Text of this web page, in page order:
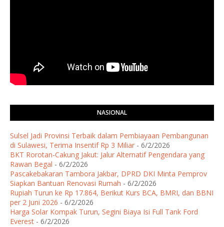
NASIONAL
Sulsel Jadi Provinsi Terbaik dalam Pembiayaan Pembangunan
di Sulawesi, Terima Insentif Rp 3 Miliar - 6/2/2026
BKT Rorotan-Cakung Jakut: Jalur Alternatif Pengendara yang
Rawan Begal - 6/2/2026
Pascakebakaran Tambora Jakbar, DPRD DKI Minta Pemprov
Siapkan Bantuan Renovasi Rumah - 6/2/2026
Rupiah Turun ke Rp 17.864, Berikut Kurs BCA, BMRI, dan BBNI
per 2 Juni 2026 - 6/2/2026
Harga Solar Kompak Turun, Segini Biaya Isi Full Tank Ford
Everest - 6/2/2026